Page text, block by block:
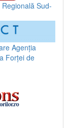
Sud-
Agenția
Forței de